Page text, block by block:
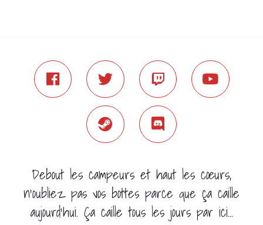
Debout les campeurs et haut les cœurs,
n'oubliez pas vos bottes parce que ça caille
aujourd'hui. Ça caille tous les jours par ici...